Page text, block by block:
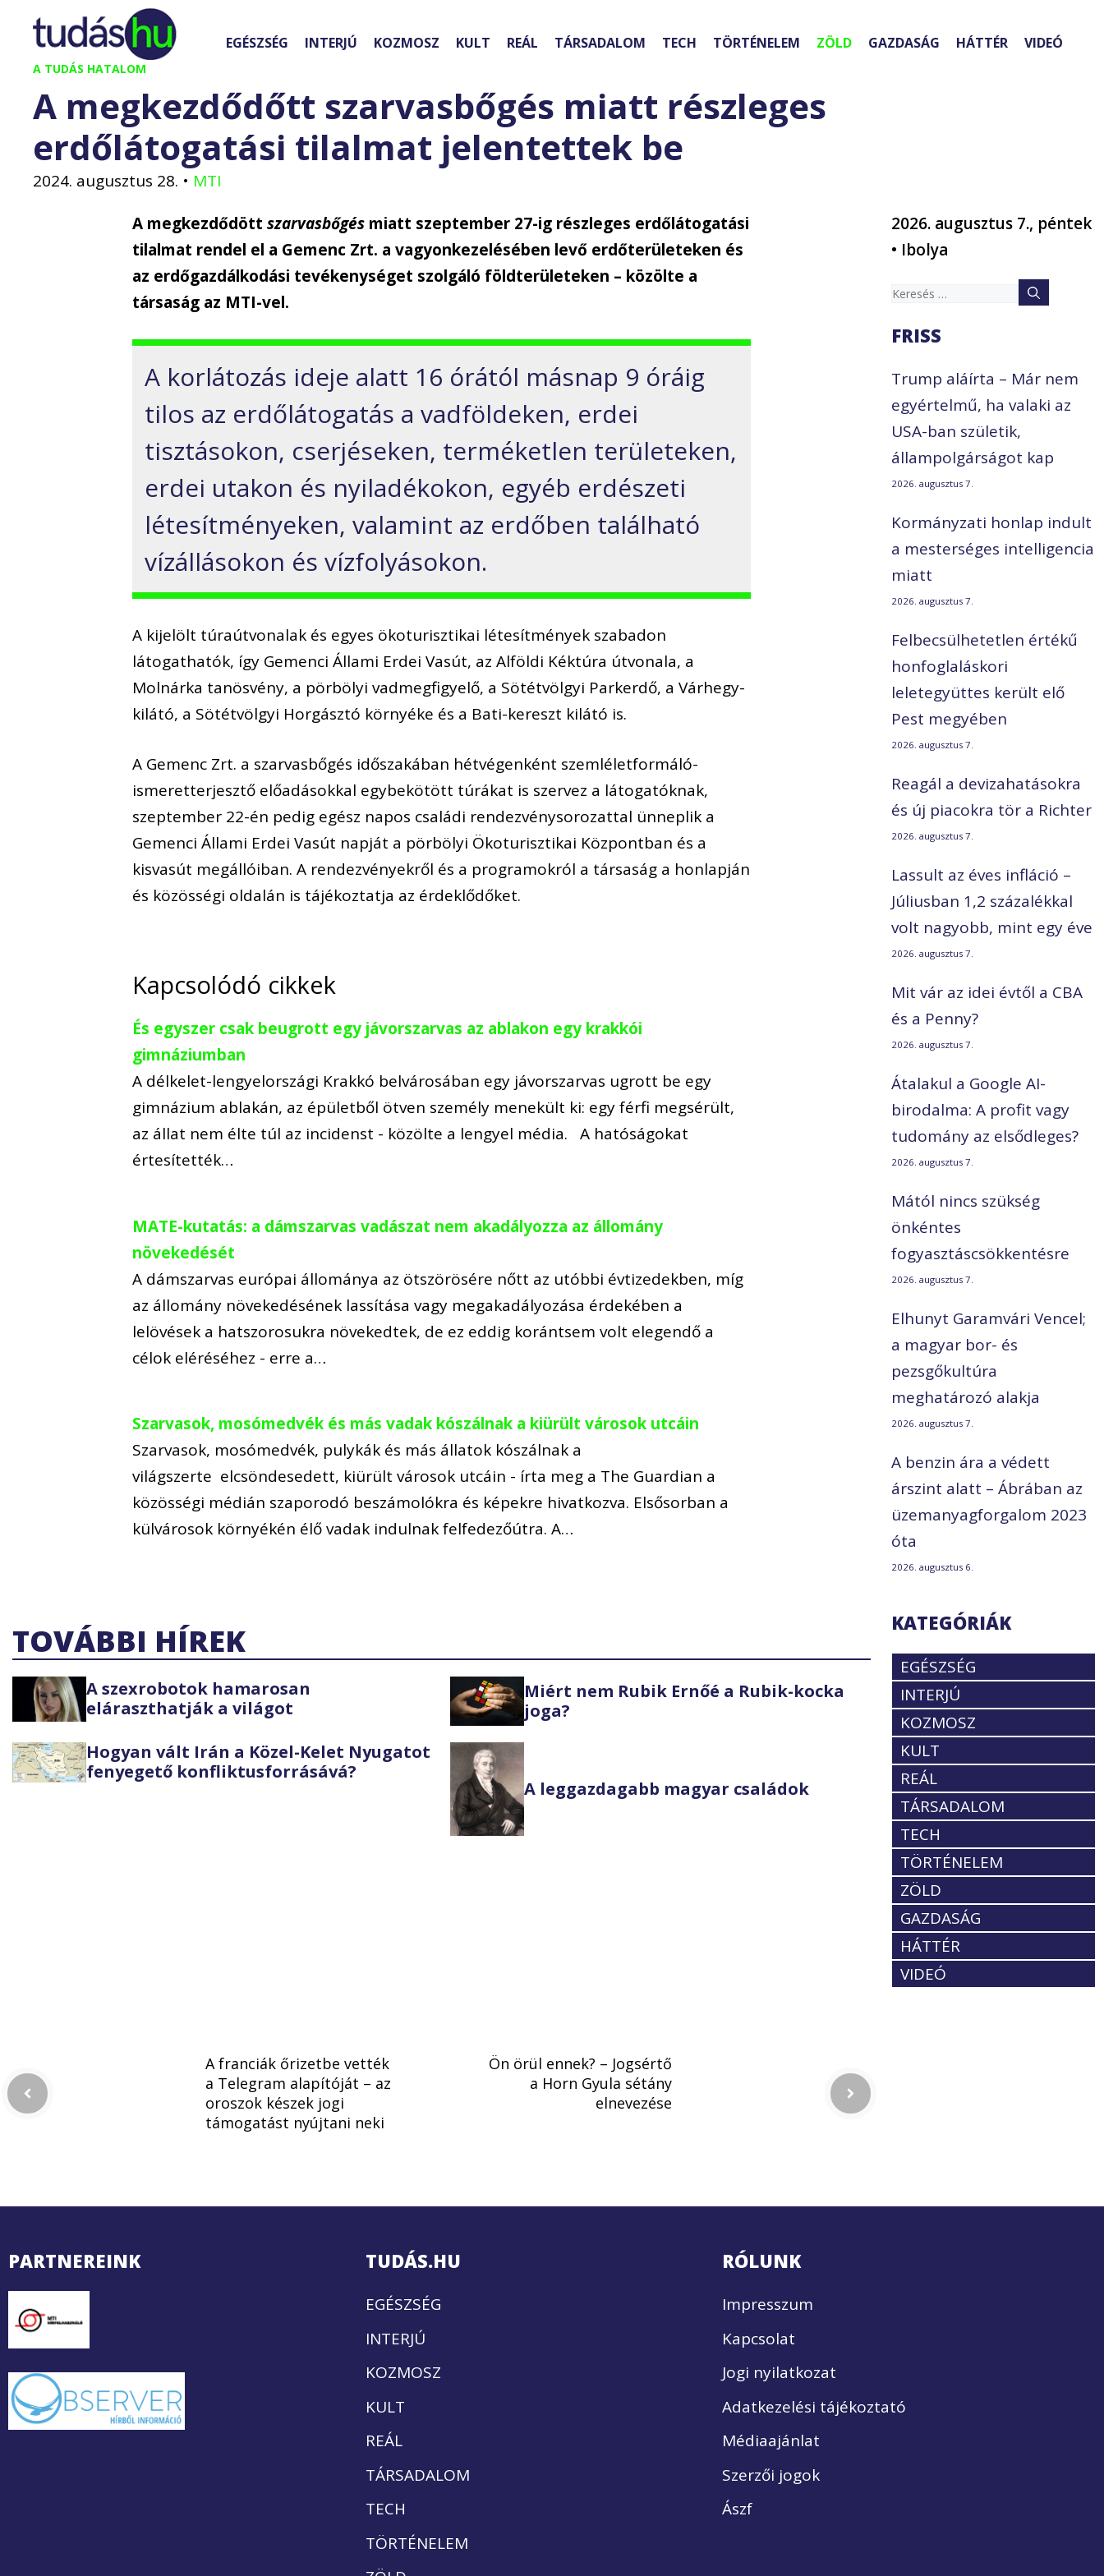
Kilépés
tartalomba
A TUDÁS HATALOM
EGÉSZSÉG INTERJÚ KOZMOSZ KULT REÁL TÁRSADALOM TECH TÖRTÉNELEM ZÖLD GAZDASÁG HÁTTÉR VIDEÓ
A megkezdődőtt szarvasbőgés miatt részleges
erdőlátogatási tilalmat jelentettek be
2024. augusztus 28. • MTI
A megkezdődöttszarvasbőgés miatt szeptember 27-ig részleges erdőlátogatási
tilalmat rendel el a Gemenc Zrt. a vagyonkezelésében levő erdőterületeken és
az erdőgazdálkodási tevékenységet szolgáló földterületeken – közölte a
társaság az MTI-vel.
A korlátozás ideje alatt 16 órától másnap 9 óráig
tilos az erdőlátogatás a vadföldeken, erdei
tisztásokon, cserjéseken, terméketlen területeken,
erdei utakon és nyiladékokon, egyéb erdészeti
létesítményeken, valamint az erdőben található
vízállásokon és vízfolyásokon.
A kijelölt túraútvonalak és egyes ökoturisztikai létesítmények szabadon
látogathatók, így Gemenci Állami Erdei Vasút, az Alföldi Kéktúra útvonala, a
Molnárka tanösvény, a pörbölyi vadmegfigyelő, a Sötétvölgyi Parkerdő, a Várhegy-
kilátó, a Sötétvölgyi Horgásztó környéke és a Bati-kereszt kilátó is.
A Gemenc Zrt. a szarvasbőgés időszakában hétvégenként szemléletformáló-
ismeretterjesztő előadásokkal egybekötött túrákat is szervez a látogatóknak,
szeptember 22-én pedig egész napos családi rendezvénysorozattal ünneplik a
Gemenci Állami Erdei Vasút napját a pörbölyi Ökoturisztikai Központban és a
kisvasút megállóiban. A rendezvényekről és a programokról a társaság a honlapján
és közösségi oldalán is tájékoztatja az érdeklődőket.
Kapcsolódó cikkek
És egyszer csak beugrott egy jávorszarvas az ablakon egy krakkói
gimnáziumban
A délkelet-lengyelországi Krakkó belvárosában egy jávorszarvas ugrott be egy
gimnázium ablakán, az épületből ötven személy menekült ki: egy férfi megsérült,
az állat nem élte túl az incidenst - közölte a lengyel média. A hatóságokat
értesítették…
MATE-kutatás: a dámszarvas vadászat nem akadályozza az állomány
növekedését
A dámszarvas európai állománya az ötszörösére nőtt az utóbbi évtizedekben, míg
az állomány növekedésének lassítása vagy megakadályozása érdekében a
lelövések a hatszorosukra növekedtek, de ez eddig korántsem volt elegendő a
célok eléréséhez - erre a…
Szarvasok, mosómedvék és más vadak kószálnak a kiürült városok utcáin
Szarvasok, mosómedvék, pulykák és más állatok kószálnak a
világszerte elcsöndesedett, kiürült városok utcáin - írta meg a The Guardian a
közösségi médián szaporodó beszámolókra és képekre hivatkozva. Elsősorban a
külvárosok környékén élő vadak indulnak felfedezőútra. A…
TOVÁBBI HÍREK
A szexrobotok hamarosan
eláraszthatják a világot
Miért nem Rubik Ernőé a Rubik-kocka
joga?
Hogyan vált Irán a Közel-Kelet Nyugatot
fenyegető konfliktusforrásává?
A leggazdagabb magyar családok
2026. augusztus 7., péntek
• Ibolya
Keresés:
FRISS
Trump aláírta – Már nem
egyértelmű, ha valaki az
USA-ban születik,
állampolgárságot kap
2026. augusztus 7.
Kormányzati honlap indult
a mesterséges intelligencia
miatt
2026. augusztus 7.
Felbecsülhetetlen értékű
honfoglaláskori
leletegyüttes került elő
Pest megyében
2026. augusztus 7.
Reagál a devizahatásokra
és új piacokra tör a Richter
2026. augusztus 7.
Lassult az éves infláció –
Júliusban 1,2 százalékkal
volt nagyobb, mint egy éve
2026. augusztus 7.
Mit vár az idei évtől a CBA
és a Penny?
2026. augusztus 7.
Átalakul a Google AI-
birodalma: A profit vagy
tudomány az elsődleges?
2026. augusztus 7.
Mától nincs szükség
önkéntes
fogyasztáscsökkentésre
2026. augusztus 7.
Elhunyt Garamvári Vencel;
a magyar bor- és
pezsgőkultúra
meghatározó alakja
2026. augusztus 7.
A benzin ára a védett
árszint alatt – Ábrában az
üzemanyagforgalom 2023
óta
2026. augusztus 6.
KATEGÓRIÁK
EGÉSZSÉG
INTERJÚ
KOZMOSZ
KULT
REÁL
TÁRSADALOM
TECH
TÖRTÉNELEM
ZÖLD
GAZDASÁG
HÁTTÉR
VIDEÓ
A franciák őrizetbe vették
a Telegram alapítóját – az
oroszok készek jogi
támogatást nyújtani neki
Ön örül ennek? – Jogsértő
a Horn Gyula sétány
elnevezése
PARTNEREINK TUDÁS.HU
EGÉSZSÉG
INTERJÚ
KOZMOSZ
KULT
REÁL
TÁRSADALOM
TECH
TÖRTÉNELEM
RÓLUNK
Impresszum
Kapcsolat
Jogi nyilatkozat
Adatkezelési tájékoztató
Médiaajánlat
Szerzői jogok
Ászf